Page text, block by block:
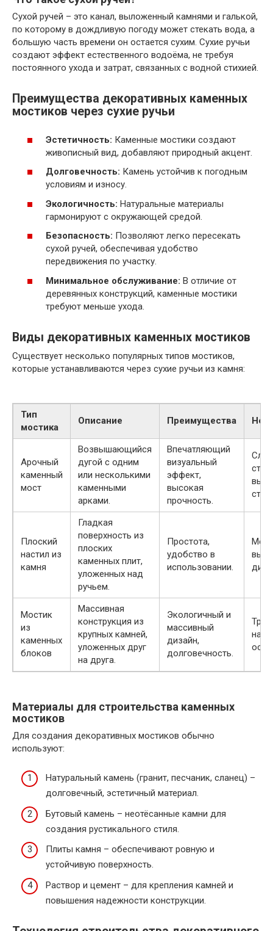
Сухой ручей – это канал, выложенный камнями и галькой,
по которому в дождливую погоду может стекать вода, а
большую часть времени он остается сухим. Сухие ручьи
создают эффект естественного водоёма, не требуя
постоянного ухода и затрат, связанных с водной стихией.
Преимущества декоративных каменных
мостиков через сухие ручьи
Эстетичность: Каменные мостики создают
живописный вид, добавляют природный акцент.
Долговечность: Камень устойчив к погодным
условиям и износу.
Экологичность: Натуральные материалы
гармонируют с окружающей средой.
Безопасность: Позволяют легко пересекать
сухой ручей, обеспечивая удобство
передвижения по участку.
Минимальное обслуживание: В отличие от
деревянных конструкций, каменные мостики
требуют меньше ухода.
Виды декоративных каменных мостиков
Существует несколько популярных типов мостиков,
которые устанавливаются через сухие ручьи из камня:
Тип
мостика
Описание Преимущества
Арочный
каменный
мост
Возвышающийся
дугой с одним
или несколькими
каменными
арками.
Впечатляющий
визуальный
эффект,
высокая
прочность.
Плоский
настил из
камня
Гладкая
поверхность из
плоских
каменных плит,
уложенных над
ручьем.
Простота,
удобство в
использовании.
Мостик
из
каменных
блоков
Массивная
конструкция из
крупных камней,
уложенных друг
на друга.
Экологичный и
массивный
дизайн,
долговечность.
Материалы для строительства каменных
мостиков
Для создания декоративных мостиков обычно
используют:
Натуральный камень (гранит, песчаник, сланец) –
долговечный, эстетичный материал.
Бутовый камень – неотёсанные камни для
создания рустикального стиля.
Плиты камня – обеспечивают ровную и
устойчивую поверхность.
Раствор и цемент – для крепления камней и
повышения надежности конструкции.